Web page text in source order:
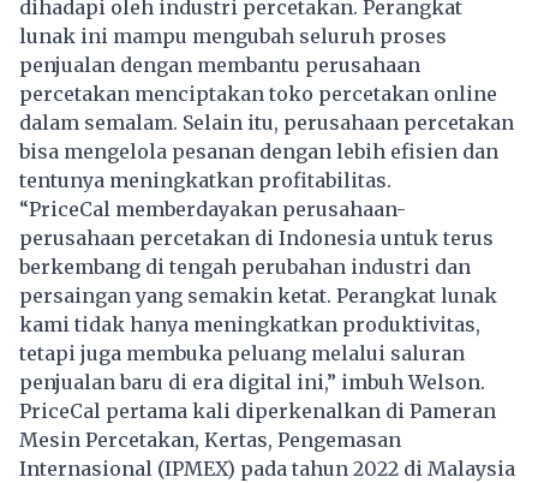
dihadapi oleh industri percetakan. Perangkat
lunak ini mampu mengubah seluruh proses
penjualan dengan membantu perusahaan
percetakan menciptakan toko percetakan online
dalam semalam. Selain itu, perusahaan percetakan
bisa mengelola pesanan dengan lebih efisien dan
tentunya meningkatkan profitabilitas.
“PriceCal memberdayakan perusahaan-
perusahaan percetakan di Indonesia untuk terus
berkembang di tengah perubahan industri dan
persaingan yang semakin ketat. Perangkat lunak
kami tidak hanya meningkatkan produktivitas,
tetapi juga membuka peluang melalui saluran
penjualan baru di era digital ini,” imbuh Welson.
PriceCal pertama kali diperkenalkan di Pameran
Mesin Percetakan, Kertas, Pengemasan
Internasional (IPMEX) pada tahun 2022 di Malaysia